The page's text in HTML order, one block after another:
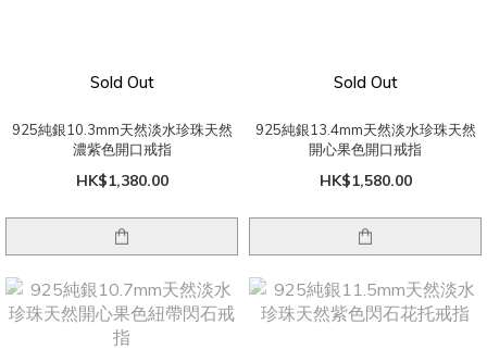
Sold Out
925純銀10.3mm天然淡水珍珠天然
濃紫色開口戒指
HK$1,380.00
Sold Out
925純銀13.4mm天然淡水珍珠天然
開心果色開口戒指
HK$1,580.00